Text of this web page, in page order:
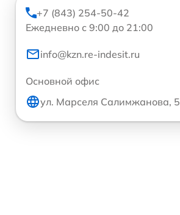
+7 (843) 254-50-42
Ежедневно с 9:00 до 21:00
info@kzn.re-indesit.ru
Основной офис
ул. Марселя Салимжанова, 5